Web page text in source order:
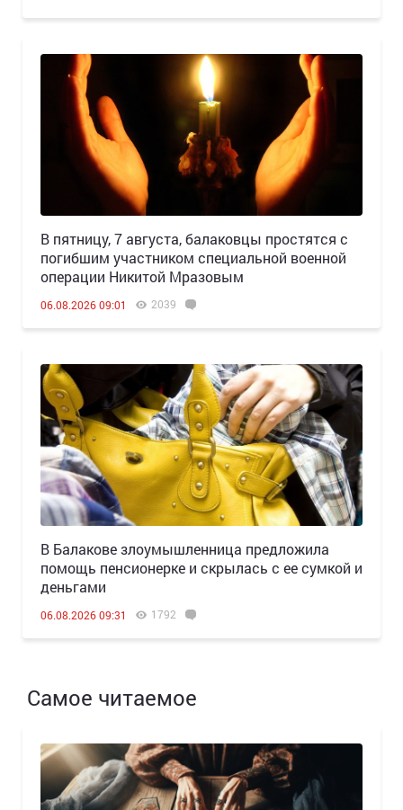
В пятницу, 7 августа, балаковцы простятся с
погибшим участником специальной военной
операции Никитой Мразовым
06.08.2026 09:01 2039
В Балакове злоумышленница предложила
помощь пенсионерке и скрылась с ее сумкой и
деньгами
06.08.2026 09:31 1792
Самое читаемое